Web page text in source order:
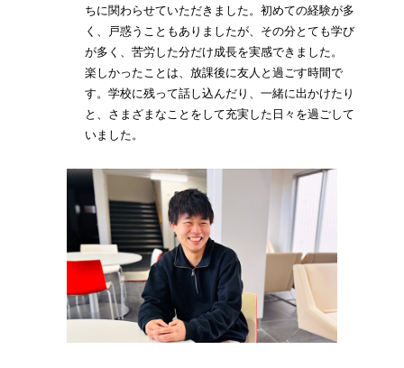
ちに関わらせていただきました。初めての経験が多
く、戸惑うこともありましたが、その分とても学び
が多く、苦労した分だけ成長を実感できました。
楽しかったことは、放課後に友人と過ごす時間で
す。学校に残って話し込んだり、一緒に出かけたり
と、さまざまなことをして充実した日々を過ごして
いました。